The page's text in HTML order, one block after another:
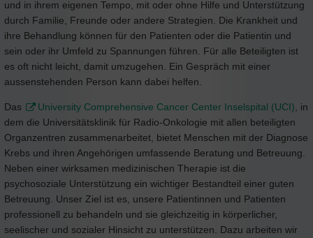
und in ihrem eigenen Tempo, mit oder ohne Hilfe und Unterstützung
durch Familie, Freunde oder andere Strategien. Die Krankheit und
ihre Behandlung können für den Patienten oder die Patientin und
sein oder ihr Umfeld zu Spannungen führen. Für alle Beteiligten ist
es oft nicht leicht, damit umzugehen. Ein Gespräch mit einer
aussenstehenden Person kann dabei helfen.
Das University Comprehensive Cancer Center Inselspital (UCI) , in
dem die Universitätsklinik für Radio-Onkologie mit allen beteiligten
Organzentren zusammenarbeitet, bietet Menschen mit der Diagnose
Krebs und ihren Angehörigen umfassende Beratung und Betreuung.
Neben einer wirksamen medizinischen Therapie ist die
psychosoziale Unterstützung ein wichtiger Bestandteil einer guten
Betreuung. Unser Ziel ist es, unsere Patientinnen und Patienten
professionell zu behandeln und sie gleichzeitig in körperlicher,
seelischer und sozialer Hinsicht zu unterstützen. Dazu arbeiten wir